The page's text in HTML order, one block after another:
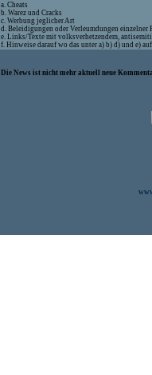
a. Cheats
b. Warez und Cracks
c. Werbung jeglicher Art
d. Beleidigungen oder Verleumdungen einzelner
e. Links/Texte mit volksverhetzendem,
f. Hinweise darauf wo das unter a) b) d) und e)
Die News ist nicht mehr aktuell neue